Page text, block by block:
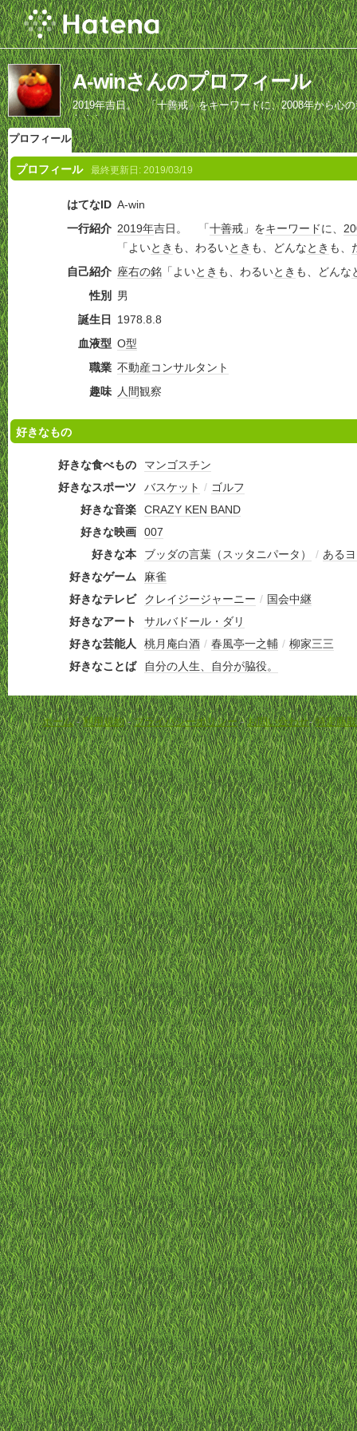
A-winさんのプロフィール
2019年吉日。 「十善戒」をキーワードに、2008年から心
たんと」。
プロフィール
プロフィール 最終更新日: 2019/03/19
はてなID A-win
一行紹介 2019年吉日。 「十善戒 」をキーワードに、
「よいとき も、わるいとき も、どんなとき も、
自己紹介 座右の銘 「よいとき も、わるいとき も、どんな
性別
男
誕生日
1978.8.8
血液型 O型
職業 不動産コンサルタント
趣味 人間観察
好きなもの
好きな食べもの
マンゴスチン
好きなスポーツ
バスケット / ゴルフ
好きな音楽
CRAZY KEN BAND
好きな映画
007
好きな本
ブッダの言葉（スッタニパータ） / ある
好きなゲーム
麻雀
好きなテレビ
クレイジージャーニー / 国会中継
好きなアート
サルバドール・ダリ
好きな芸能人
桃月庵白酒 / 春風亭一之輔 / 柳家三三
好きなことば
自分の人生、自分が脇役。
ホーム-利用規約-プライバシーポリシー-お問い合わせ-特定商